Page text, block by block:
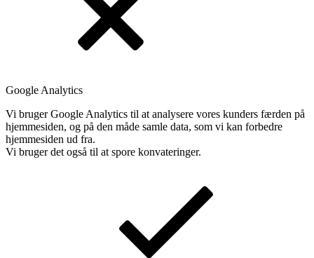
Google Analytics
Vi bruger Google Analytics til at analysere vores kunders færden på
hjemmesiden, og på den måde samle data, som vi kan forbedre
hjemmesiden ud fra.
Vi bruger det også til at spore konvateringer.